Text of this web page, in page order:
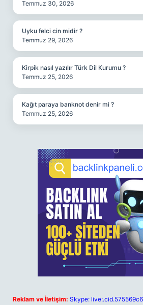
Temmuz 30, 2026
Uyku felci cin midir ?
Temmuz 29, 2026
Kirpik nasıl yazılır Türk Dil Kurumu ?
Temmuz 25, 2026
Kağıt paraya banknot denir mi ?
Temmuz 25, 2026
Reklam ve İletişim: Skype: